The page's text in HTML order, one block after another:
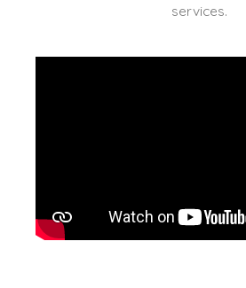
services.